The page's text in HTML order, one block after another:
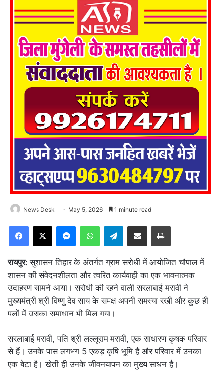
News Desk May 5, 2026 1 minute read
Facebook
X MessengerWhatsAppTelegramShare via Email Print
रायपुर:सुशासन तिहार के अंतर्गत ग्राम सरोधी में आयोजित चौपाल में
शासन की संवेदनशीलता और त्वरित कार्यवाही का एक भावनात्मक
उदाहरण सामने आया। सरोधी की रहने वाली सरलाबाई मरावी ने
मुख्यमंत्री श्री विष्णु देव साय के समक्ष अपनी समस्या रखी और कुछ ही
पलों में उसका समाधान भी मिल गया।
सरलाबाई मरावी, पति श्री लल्लूराम मरावी, एक साधारण कृषक परिवार
से हैं। उनके पास लगभग 5 एकड़ कृषि भूमि है और परिवार में उनका
एक बेटा है। खेती ही उनके जीवनयापन का मुख्य साधन है।